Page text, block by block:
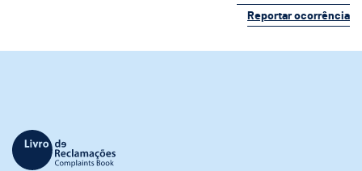
Reportar ocorrência